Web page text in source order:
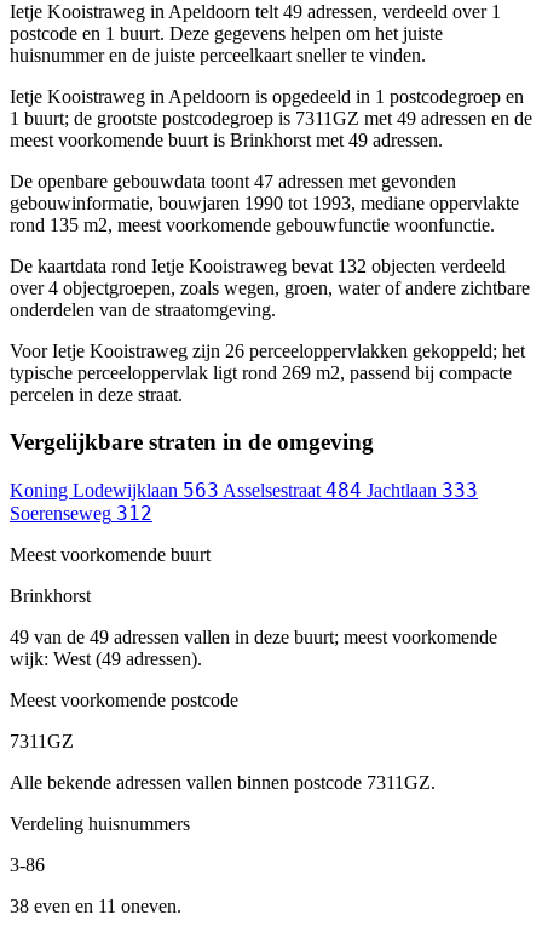
Ietje Kooistraweg in Apeldoorn telt 49 adressen, verdeeld over 1
postcode en 1 buurt. Deze gegevens helpen om het juiste
huisnummer en de juiste perceelkaart sneller te vinden.
Ietje Kooistraweg in Apeldoorn is opgedeeld in 1 postcodegroep en
1 buurt; de grootste postcodegroep is 7311GZ met 49 adressen en de
meest voorkomende buurt is Brinkhorst met 49 adressen.
De openbare gebouwdata toont 47 adressen met gevonden
gebouwinformatie, bouwjaren 1990 tot 1993, mediane oppervlakte
rond 135 m2, meest voorkomende gebouwfunctie woonfunctie.
De kaartdata rond Ietje Kooistraweg bevat 132 objecten verdeeld
over 4 objectgroepen, zoals wegen, groen, water of andere zichtbare
onderdelen van de straatomgeving.
Voor Ietje Kooistraweg zijn 26 perceeloppervlakken gekoppeld; het
typische perceeloppervlak ligt rond 269 m2, passend bij compacte
percelen in deze straat.
Vergelijkbare straten in de omgeving
Koning Lodewijklaan 563 Asselsestraat 484 Jachtlaan 333
Soerenseweg 312
Meest voorkomende buurt
Brinkhorst
49 van de 49 adressen vallen in deze buurt; meest voorkomende
wijk: West (49 adressen).
Meest voorkomende postcode
7311GZ
Alle bekende adressen vallen binnen postcode 7311GZ.
Verdeling huisnummers
3-86
38 even en 11 oneven.